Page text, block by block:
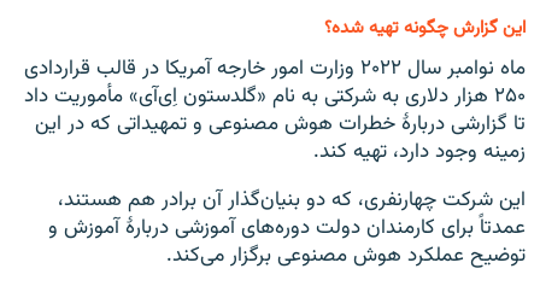
این گزارش چگونه تهیه شده؟
ماه نوامبر سال ۲۰۲۲ وزارت امور خارجه آمریکا در قالب قراردادی
۲۵۰ هزار دلاری به شرکتی به نام «گلدستون اِی‌آی» مأموریت داد
تا گزارشی دربارهٔ خطرات هوش مصنوعی و تمهیداتی که در این
زمینه وجود دارد، تهیه کند.
این شرکت چهارنفری، که دو بنیان‌گذار آن برادر هم هستند،
عمدتاً برای کارمندان دولت دوره‌های آموزشی دربارهٔ آموزش و
توضیح عملکرد هوش مصنوعی برگزار می‌کند.